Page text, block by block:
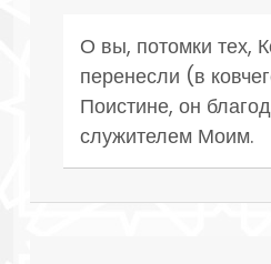
О вы, потомки тех,
перенесли (в
Поистине, он
служителем Моим.